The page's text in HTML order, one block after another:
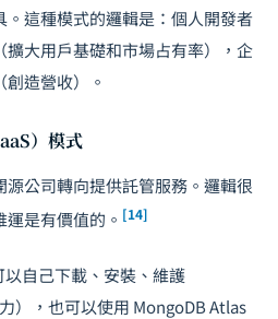
這種模式的邏輯是：個人開發者
大用戶基礎和市場占有率），企
造營收）。
）模式
公司轉向提供託管服務。邏輯很
是有價值的。 [14]
自己下載、安裝、維護
），也可以使用 MongoDB Atlas